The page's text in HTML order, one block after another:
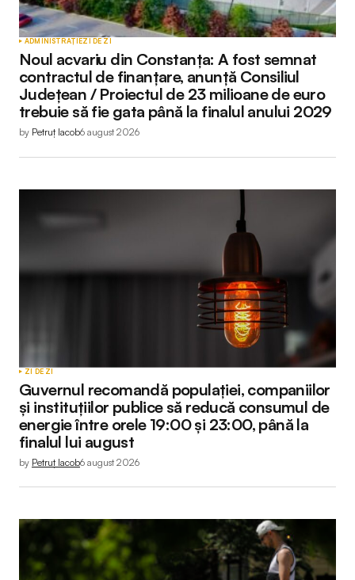
ADMINISTRAȚIEZI DE ZI
Noul acvariu din Constanța: A fost semnat
contractul de finanțare, anunță Consiliul
Județean / Proiectul de 23 milioane de euro
trebuie să fie gata până la finalul anului 2029
by Petruț Iacob6 august 2026
ZI DE ZI
Guvernul recomandă populației, companiilor
și instituțiilor publice să reducă consumul de
energie între orele 19:00 și 23:00, până la
finalul lui august
by Petruț Iacob6 august 2026